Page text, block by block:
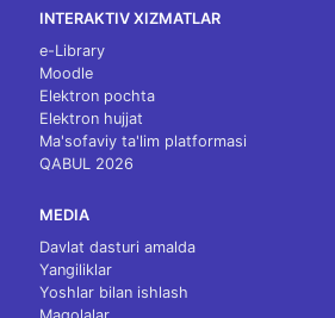
INTERAKTIV XIZMATLAR
e-Library
Moodle
Elektron pochta
Elektron hujjat
Ma'sofaviy ta'lim platformasi
QABUL 2026
MEDIA
Davlat dasturi amalda
Yangiliklar
Yoshlar bilan ishlash